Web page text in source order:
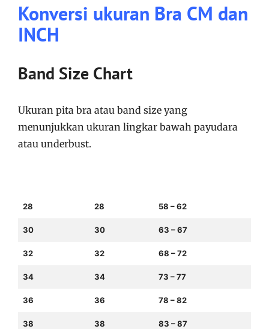
Konversi ukuran Bra CM dan
INCH
Band Size Chart
Ukuran pita bra atau band size yang
menunjukkan ukuran lingkar bawah payudara
atau underbust.
28 28 58 – 62
30 30 63 – 67
32 32 68 – 72
34 34 73 – 77
36 36 78 – 82
38 38 83 – 87